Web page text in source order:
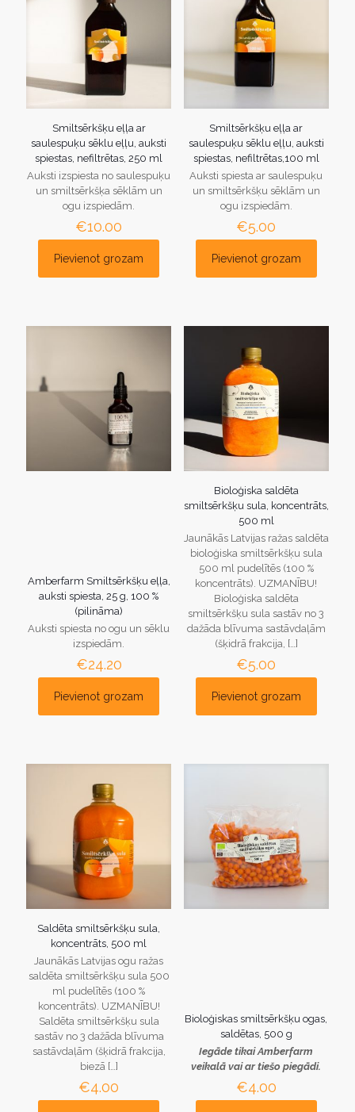
Smiltsērkšķu eļļa ar
saulespuķu sēklu eļļu, auksti
spiestas, nefiltrētas, 250 ml
Auksti izspiesta no saulespuķu
un smiltsērkšķa sēklām un
ogu izspiedām.
€10.00
Pievienot grozam
Smiltsērkšķu eļļa ar
saulespuķu sēklu eļļu, auksti
spiestas, nefiltrētas,100 ml
Auksti spiesta ar saulespuķu
un smiltsērkšķu sēklām un
ogu izspiedām.
€5.00
Pievienot grozam
Amberfarm Smiltsērkšķu eļļa,
auksti spiesta, 25 g, 100 %
(pilināma)
Auksti spiesta no ogu un sēklu
izspiedām.
€24.20
Pievienot grozam
Bioloģiska saldēta
smiltsērkšķu sula, koncentrāts,
500 ml
Jaunākās Latvijas ražas saldēta
bioloģiska smiltsērkšķu sula
500 ml pudelītēs (100 %
koncentrāts). UZMANĪBU!
Bioloģiska saldēta
smiltsērkšķu sula sastāv no 3
dažāda blīvuma sastāvdaļām
(šķidrā frakcija, […]
€5.00
Pievienot grozam
Saldēta smiltsērkšķu sula,
koncentrāts, 500 ml
Jaunākās Latvijas ogu ražas
saldēta smiltsērkšķu sula 500
ml pudelītēs (100 %
koncentrāts). UZMANĪBU!
Saldēta smiltsērkšķu sula
sastāv no 3 dažāda blīvuma
sastāvdaļām (šķidrā frakcija,
biezā[…]
€4.00
Bioloģiskas smiltsērkšķu ogas,
saldētas, 500 g
Iegāde tikai Amberfarm
veikalā vai ar tiešo piegādi.
€4.00